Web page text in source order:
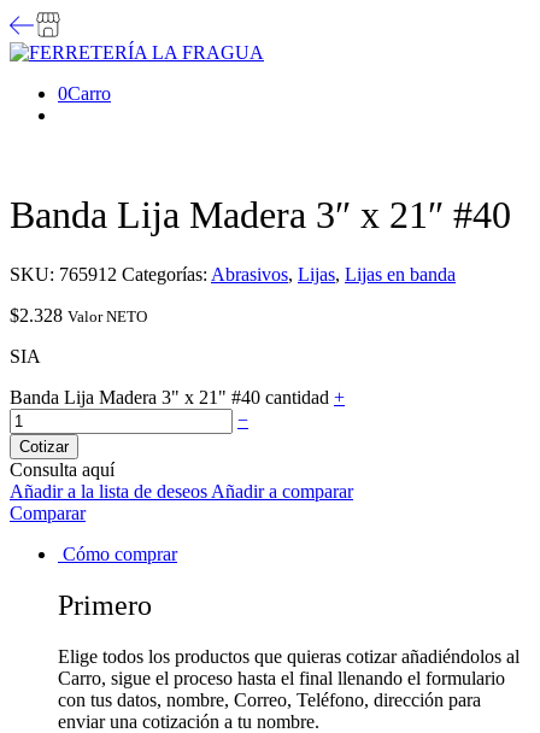
0Carro
Banda Lija Madera 3″ x 21″ #40
SKU: 765912 Categorías: Abrasivos, Lijas, Lijas en banda
$2.328 Valor NETO
SIA
Banda Lija Madera 3" x 21" #40 cantidad +
−
Cotizar
Consulta aquí
Añadir a la lista de deseos Añadir a comparar
Comparar
Cómo comprar
Primero
Elige todos los productos que quieras cotizar añadiéndolos al
Carro, sigue el proceso hasta el final llenando el formulario
con tus datos, nombre, Correo, Teléfono, dirección para
enviar una cotización a tu nombre.